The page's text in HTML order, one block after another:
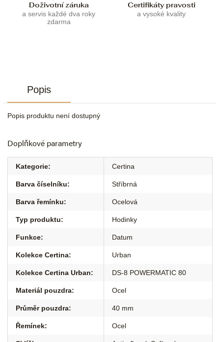
Doživotní záruka
a servis každé dva roky
zdarma
Certifikáty pravosti
a vysoké kvality
Popis
Popis produktu není dostupný
Doplňkové parametry
Kategorie: Certina
Barva číselníku: Stříbrná
Barva řemínku: Ocelová
Typ produktu: Hodinky
Funkce: Datum
Kolekce Certina: Urban
Kolekce Certina Urban: DS-8 POWERMATIC 80
Materiál pouzdra: Ocel
Průměr pouzdra: 40 mm
Řemínek: Ocel